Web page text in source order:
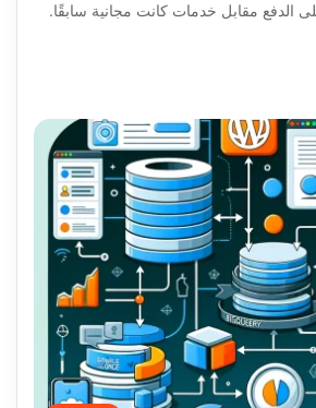
الدفع مقابل خدمات كانت مجانية سابقًا.